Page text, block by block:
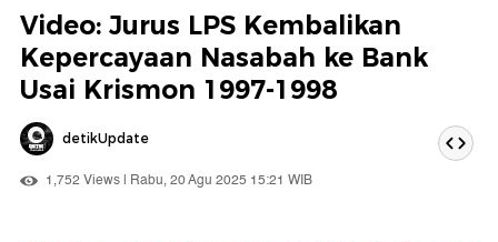
Video: Jurus LPS Kembalikan
Kepercayaan Nasabah ke Bank
Usai Krismon 1997-1998
detikUpdate
1,752 Views | Rabu, 20 Agu 2025 15:21 WIB